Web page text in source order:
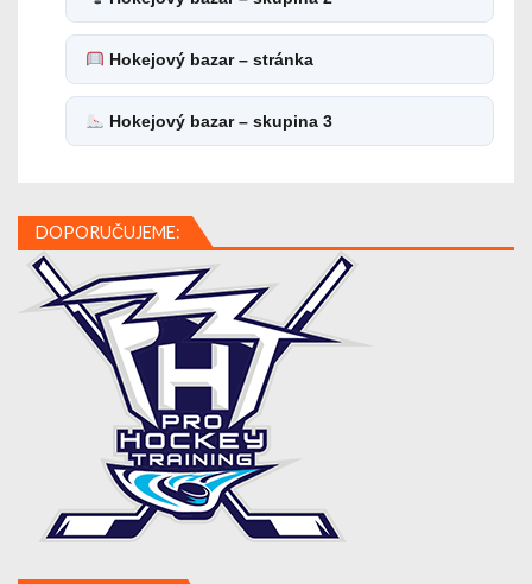
Hokejový bazar – stránka
Hokejový bazar – skupina 3
DOPORUČUJEME: